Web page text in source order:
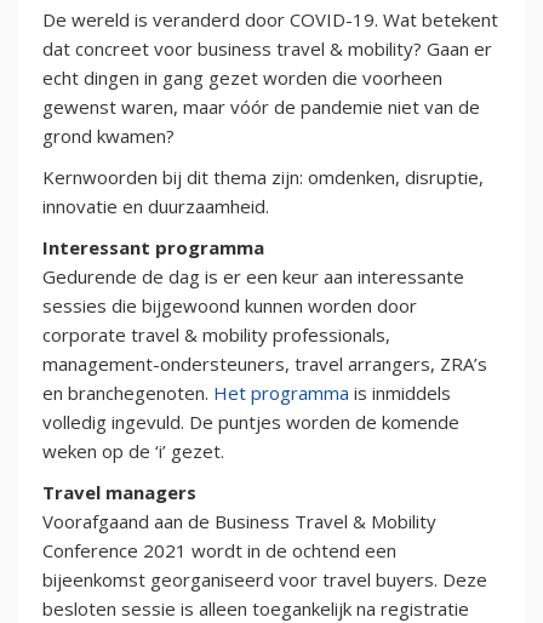
De wereld is veranderd door COVID-19. Wat betekent
dat concreet voor business travel & mobility? Gaan er
echt dingen in gang gezet worden die voorheen
gewenst waren, maar vóór de pandemie niet van de
grond kwamen?
Kernwoorden bij dit thema zijn: omdenken, disruptie,
innovatie en duurzaamheid.
Interessant programma
Gedurende de dag is er een keur aan interessante
sessies die bijgewoond kunnen worden door
corporate travel & mobility professionals,
management-ondersteuners, travel arrangers, ZRA’s
en branchegenoten. Het programma is inmiddels
volledig ingevuld. De puntjes worden de komende
weken op de ‘i’ gezet.
Travel managers
Voorafgaand aan de Business Travel & Mobility
Conference 2021 wordt in de ochtend een
bijeenkomst georganiseerd voor travel buyers. Deze
besloten sessie is alleen toegankelijk na registratie